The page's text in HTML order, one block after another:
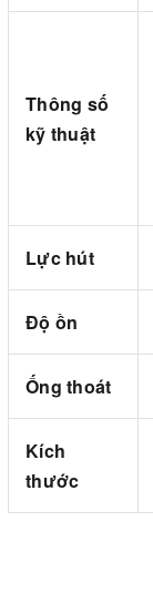
Thông số
kỹ thuật
Lực hút
Độ ồn
Ống thoát
Kích
thước